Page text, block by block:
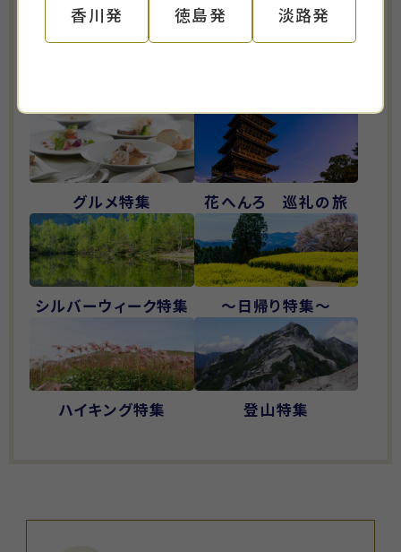
グルメ特集 花へんろ 巡礼の旅
シルバーウィーク特集 ～日帰り特集～
ハイキング特集 登山特集
香川発 徳島発 淡路発